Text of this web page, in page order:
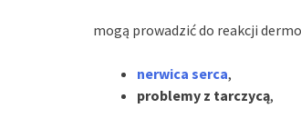
mogą prowadzić do reakcji
nerwica serca,
problemy z tarczycą,